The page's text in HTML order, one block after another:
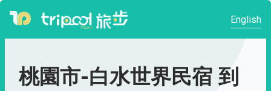
English
桃園市-白水世界民宿 到